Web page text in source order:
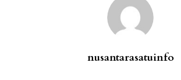
nusantarasatuinfo